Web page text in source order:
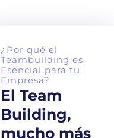
¿Por qué el
Teambuilding es
Esencial para tu
Empresa?
El Team
Building,
mucho más